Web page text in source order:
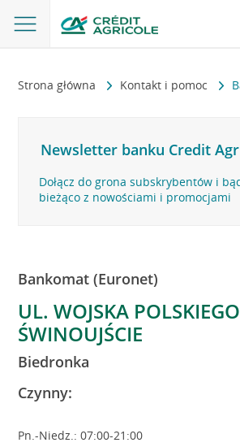
Strona główna Kontakt i pomoc
Newsletter banku Credit
Dołącz do grona subskrybentów i
bieżąco z nowościami i promocjami
Bankomat (Euronet)
UL. WOJSKA
ŚWINOUJŚCIE
Biedronka
Czynny:
Pn.-Niedz.: 07:00-21:00